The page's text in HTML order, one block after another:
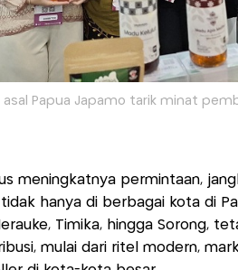
asal Papua Japamo tarik minat
meningkatnya permintaan,
hanya di berbagai kota di
Timika, hingga Sorong,
mulai dari ritel modern,